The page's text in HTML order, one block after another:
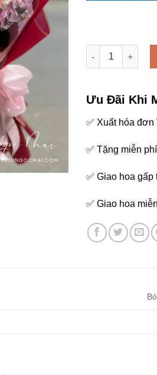
Anh yêu em -
Ưu Đãi Khi
✅ Xuất hóa đơn
✅ Tặng miễn
✅ Giao hoa gấp
✅ Giao hoa